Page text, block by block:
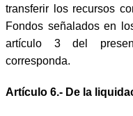
transferir los recursos
Fondos señalados en
artículo 3 del
corresponda.
Artículo 6.- De la